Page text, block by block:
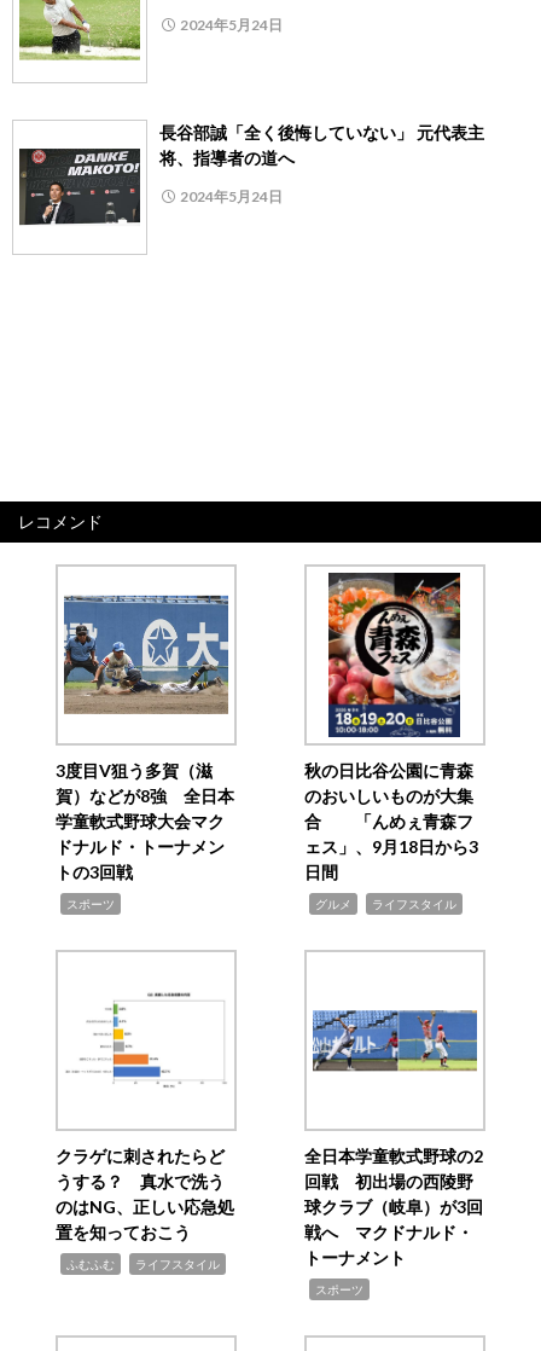
2024年5月24日
長谷部誠「全く後悔していない」 元代表主
将、指導者の道へ
2024年5月24日
レコメンド
3度目V狙う多賀（滋
賀）などが8強 全日本
学童軟式野球大会マク
ドナルド・トーナメン
トの3回戦
スポーツ
秋の日比谷公園に青森
のおいしいものが大集
合 「んめぇ青森フ
ェス」、9月18日から3
日間
グルメ ライフスタイル
クラゲに刺されたらど
うする？ 真水で洗う
のはNG、正しい応急処
置を知っておこう
ふむふむ ライフスタイル
全日本学童軟式野球の2
回戦 初出場の西陵野
球クラブ（岐阜）が3回
戦へ マクドナルド・
トーナメント
スポーツ